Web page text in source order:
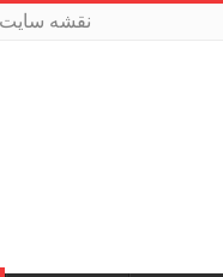
نقشه سایت